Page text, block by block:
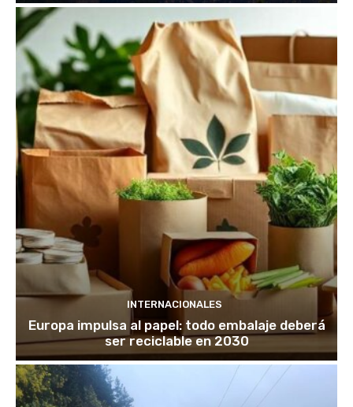
INTERNACIONALES
Europa impulsa al papel: todo embalaje deberá
ser reciclable en 2030